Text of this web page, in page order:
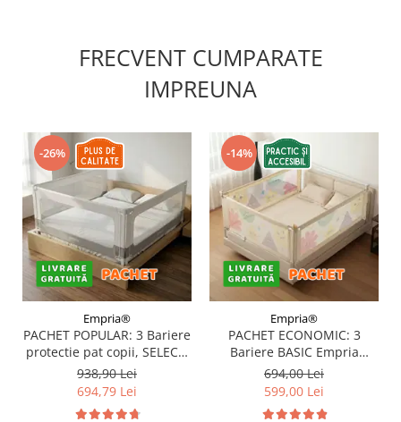
FRECVENT CUMPARATE
IMPREUNA
-26%
Empria®
PACHET POPULAR: 3 Bariere
protectie pat copii, SELECT,
160x200 cm
938,90 Lei
694,79 Lei
-14%
Empria®
PACHET ECONOMIC: 3
Bariere BASIC Empria
protectie pat 160X200 cm +
bara stabilizatoare
694,00 Lei
599,00 Lei